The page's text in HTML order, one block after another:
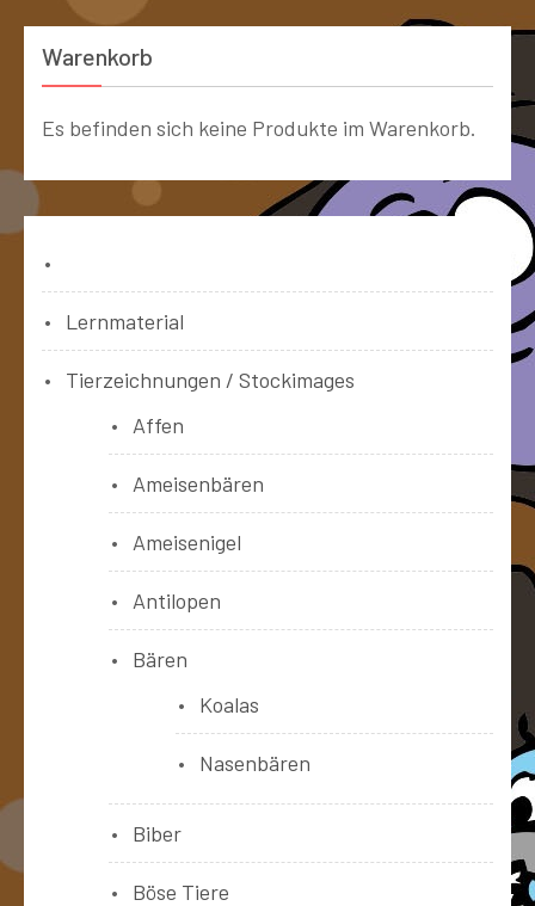
Warenkorb
Es befinden sich keine Produkte im Warenkorb.
Lernmaterial
Tierzeichnungen / Stockimages
Affen
Ameisenbären
Ameisenigel
Antilopen
Bären
Koalas
Nasenbären
Biber
Böse Tiere